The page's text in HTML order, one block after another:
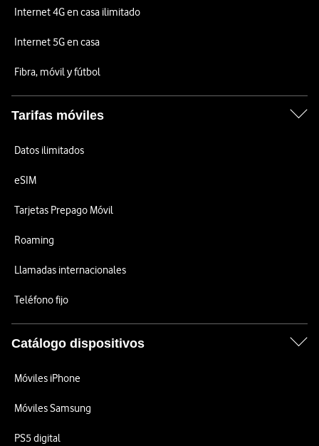
Internet 4G en casa ilimitado
Internet 5G en casa
Fibra, móvil y fútbol
Tarifas móviles
Datos ilimitados
eSIM
Tarjetas Prepago Móvil
Roaming
Llamadas internacionales
Teléfono fijo
Catálogo dispositivos
Móviles iPhone
Móviles Samsung
PS5 digital